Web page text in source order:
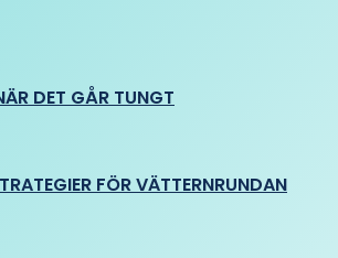
DET GÅR TUNGT
FÖR VÄTTERNRUNDAN